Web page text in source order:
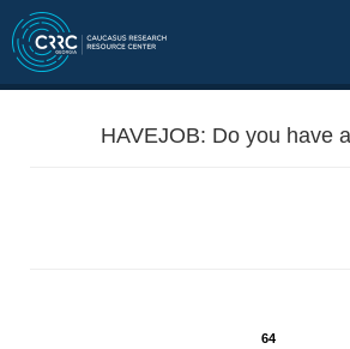
HAVEJOB: Do you have
64